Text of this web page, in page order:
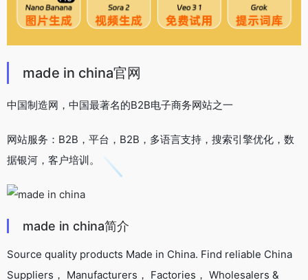
made in china官网
中国制造网，中国最著名的B2B电子商务网站之一
网站服务：B2B，平台，B2B，多语言支持，搜索引擎优化，数
据银河，客户培训。
made in china简介
Source quality products Made in China. Find reliable China
Suppliers， Manufacturers， Factories， Wholesalers &